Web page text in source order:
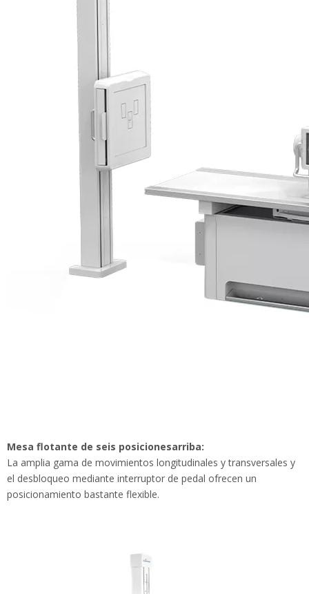
Mesa flotante de seis posicionesarriba:
La amplia gama de movimientos longitudinales y transversales y
el desbloqueo mediante interruptor de pedal ofrecen un
posicionamiento bastante flexible.